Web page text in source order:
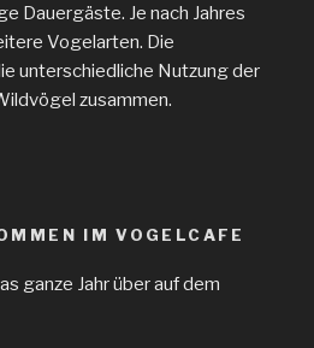
Dauergäste. Je nach Jahres
Vogelarten. Die
unterschiedliche Nutzung der
zusammen.
IM VOGELCAFE
ganze Jahr über auf dem